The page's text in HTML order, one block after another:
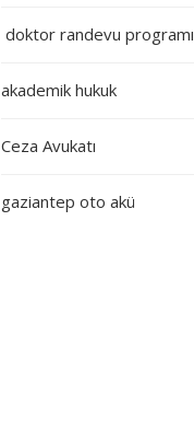
doktor randevu programı
akademik hukuk
Ceza Avukatı
gaziantep oto akü